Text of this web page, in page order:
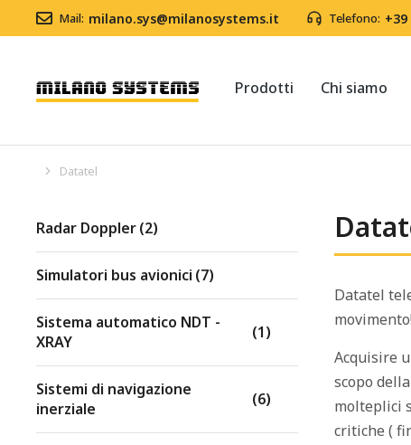
Mail: milano.sys@milanosystems.it Telefono: +39
Prodotti Chi siamo
Tu sei qui:
Datatel
Radar Doppler(2)
Simulatori bus avionici (7)
Sistema automatico NDT -
XRAY
(1)
Sistemi di navigazione
inerziale
(6)
Datatel
movimento!
Acquisire
scopo
molteplici
critiche (